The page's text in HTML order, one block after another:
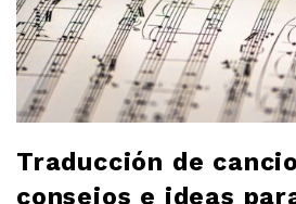
o
b
o
Traducción de
consejos e ideas